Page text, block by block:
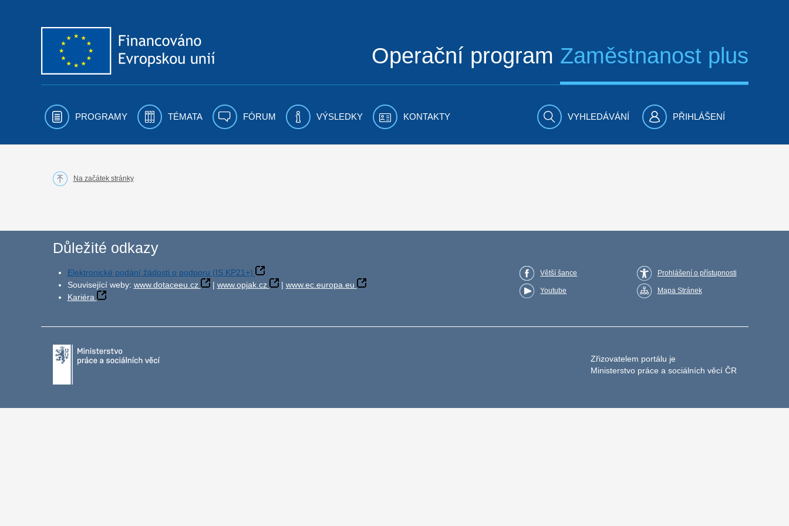
Operační program Zaměstnanost plus
PROGRAMY TÉMATA FÓRUM VÝSLEDKY KONTAKTY VYHLEDÁVÁNÍ PŘIHLÁŠENÍ
Na začátek stránky
Důležité odkazy
Elektronické podání žádosti o podporu (IS KP21+)
Související weby: www.dotaceeu.cz | www.opjak.cz | www.ec.europa.eu
Kariéra
Větší šance
Youtube
Prohlášení o přístupnosti
Mapa Stránek
Zřizovatelem portálu je
Ministerstvo práce a sociálních věcí ČR